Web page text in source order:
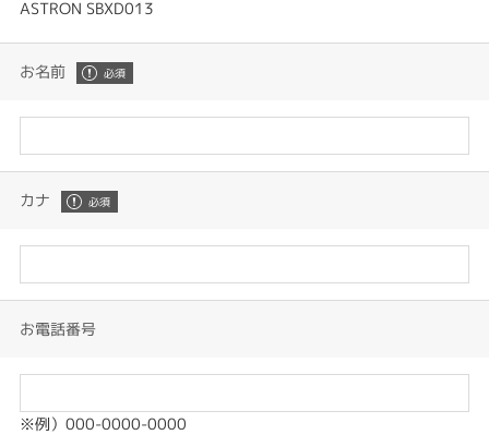
ASTRON SBXD013
お名前
カナ
お電話番号
※例）000-0000-0000